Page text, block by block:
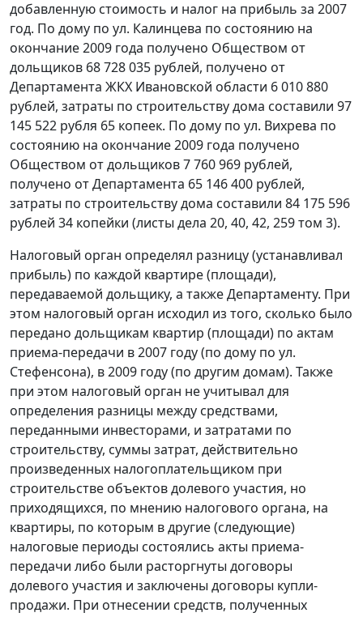
добавленную стоимость и налог на прибыль за 2007
год. По дому по ул. Калинцева по состоянию на
окончание 2009 года получено Обществом от
дольщиков 68 728 035 рублей, получено от
Департамента ЖКХ Ивановской области 6 010 880
рублей, затраты по строительству дома составили 97
145 522 рубля 65 копеек. По дому по ул. Вихрева по
состоянию на окончание 2009 года получено
Обществом от дольщиков 7 760 969 рублей,
получено от Департамента 65 146 400 рублей,
затраты по строительству дома составили 84 175 596
рублей 34 копейки (листы дела 20, 40, 42, 259 том 3).
Налоговый орган определял разницу (устанавливал
прибыль) по каждой квартире (площади),
передаваемой дольщику, а также Департаменту. При
этом налоговый орган исходил из того, сколько было
передано дольщикам квартир (площади) по актам
приема-передачи в 2007 году (по дому по ул.
Стефенсона), в 2009 году (по другим домам). Также
при этом налоговый орган не учитывал для
определения разницы между средствами,
переданными инвесторами, и затратами по
строительству, суммы затрат, действительно
произведенных налогоплательщиком при
строительстве объектов долевого участия, но
приходящихся, по мнению налогового органа, на
квартиры, по которым в другие (следующие)
налоговые периоды состоялись акты приема-
передачи либо были расторгнуты договоры
долевого участия и заключены договоры купли-
продажи. При отнесении средств, полученных